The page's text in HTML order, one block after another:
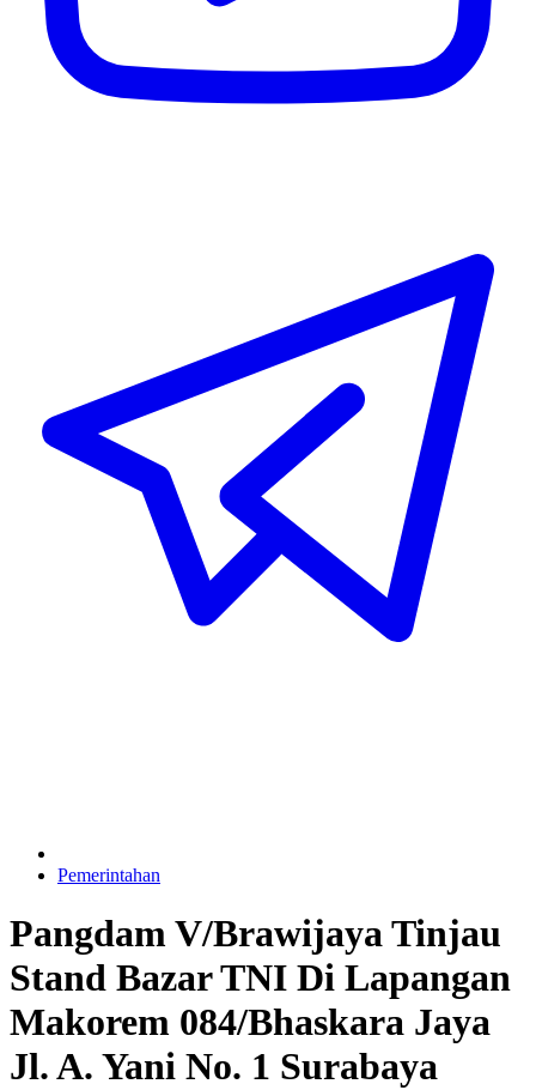
Pemerintahan
Pangdam V/Brawijaya Tinjau
Stand Bazar TNI Di Lapangan
Makorem 084/Bhaskara Jaya
Jl. A. Yani No. 1 Surabaya